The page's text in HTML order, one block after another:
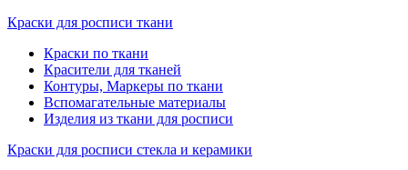
Краски для росписи ткани
Краски по ткани
Красители для тканей
Контуры, Маркеры по ткани
Вспомагательные материалы
Изделия из ткани для росписи
Краски для росписи стекла и керамики